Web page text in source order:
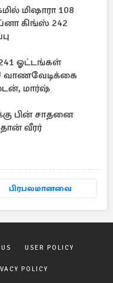
மிஷாரா 108
கிங்ஸ் 242
241 ஓட்டங்கள்
வாணவேடிக்கை
மார்ஷ்
பின் சாதனை
வீரர்
பிரபலமானவை
USER POLICY
POLICY